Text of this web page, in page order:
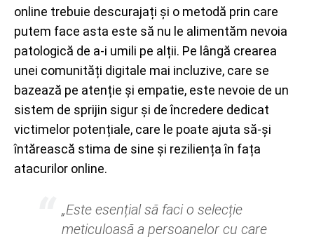
online trebuie descurajați și o metodă prin care
putem face asta este să nu le alimentăm nevoia
patologică de a-i umili pe alții. Pe lângă crearea
unei comunități digitale mai incluzive, care se
bazează pe atenție și empatie, este nevoie de un
sistem de sprijin sigur și de încredere dedicat
victimelor potențiale, care le poate ajuta să-și
întărească stima de sine și reziliența în fața
atacurilor online.
„Este esențial să faci o selecție
meticuloasă a persoanelor cu care